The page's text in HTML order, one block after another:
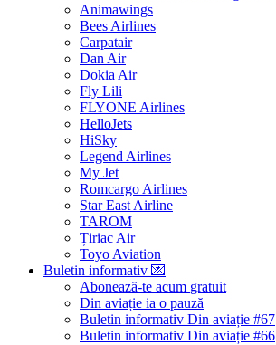
Animawings
Bees Airlines
Carpatair
Dan Air
Dokia Air
Fly Lili
FLYONE Airlines
HelloJets
HiSky
Legend Airlines
My Jet
Romcargo Airlines
Star East Airline
TAROM
Țiriac Air
Toyo Aviation
Buletin informativ 💌
Abonează-te acum gratuit
Din aviație ia o pauză
Buletin informativ Din aviație #67
Buletin informativ Din aviație #66